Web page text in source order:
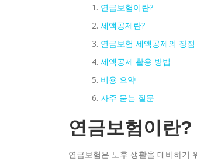
연금보험이란?
세액공제란?
연금보험 세액공제의 장점
세액공제 활용 방법
비용 요약
자주 묻는 질문
연금보험이란?
연금보험은 노후 생활을 대비하기